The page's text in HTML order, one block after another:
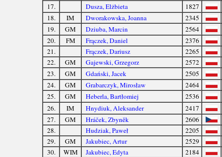
17.
Dusza, Elżbieta
1827
18.
IM Dworakowska, Joanna
2345
19.
GM Dziuba, Marcin
2564
20.
FM Frączek, Daniel
2376
21.
Frączek, Dariusz
2265
22.
GM Gajewski, Grzegorz
2572
23.
GM Gdański, Jacek
2505
24.
GM Grabarczyk, Mirosław
2464
25.
GM Heberla, Bartłomiej
2536
26.
IM Hnydiuk, Aleksander
2417
27.
GM Hráček, Zbyněk
2606
28.
Hudziak, Paweł
2205
29.
GM Jakubiec, Artur
2529
30.
WIM Jakubiec, Edyta
2184